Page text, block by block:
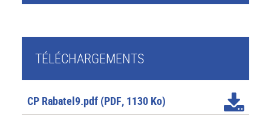
TÉLÉCHARGEMENTS
CP Rabatel9.pdf (PDF, 1130 Ko)